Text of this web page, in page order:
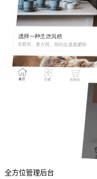
全方位管理后台